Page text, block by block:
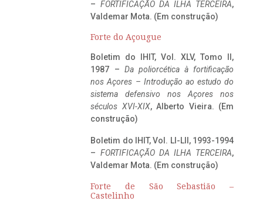
– FORTIFICAÇÃO DA ILHA TERCEIRA,
Valdemar Mota. (Em construção)
Forte do Açougue
Boletim do IHIT, Vol. XLV, Tomo II,
1987 – Da poliorcética à fortificação
nos Açores – Introdução ao estudo do
sistema defensivo nos Açores nos
séculos XVI-XIX, Alberto Vieira. (Em
construção)
Boletim do IHIT, Vol. LI-LII, 1993-1994
– FORTIFICAÇÃO DA ILHA TERCEIRA,
Valdemar Mota. (Em construção)
Forte de São Sebastião –
Castelinho